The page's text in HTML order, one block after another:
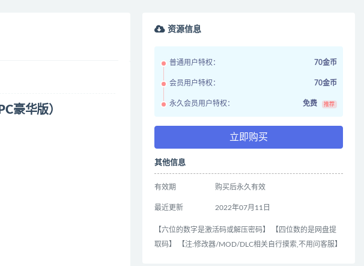
豪华版）
资源信息
普通用户特权： 70金币
会员用户特权： 70金币
永久会员用户特权： 免费 推荐
立即购买
其他信息
有效期 购买后永久有效
最近更新 2022年07月11日
【六位的数字是激活码或解压密码】 【四位数的是网盘提
取码】 【注:修改器/MOD/DLC相关自行摸索,不用问客服】